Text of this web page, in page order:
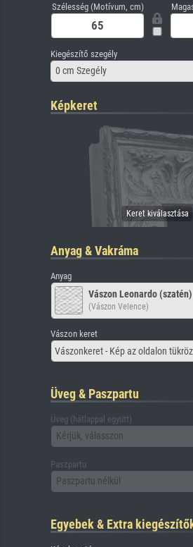
Szélesség (Motívum, cm)
Kiegészítő szegély
0 cm Szegély
Képkeret
Anyag & Vakráma
Anyag
Vászon Leonardo (szatén)
(Vászon Velence)
Vászon keret
Vászonkeret - Kép az oldalon
Üveg & Paszpartu
Üveg (hátlappal együtt)
Kérjük, válasszon
Paszpartu
Paszpartu nélkül
Egyebek & Extra